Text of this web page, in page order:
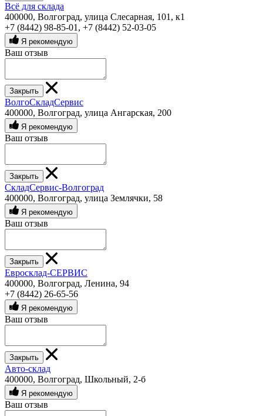
Всё для склада
400000, Волгоград, улица Слесарная, 101, к1
+7 (8442) 98-85-01 , +7 (8442) 52-03-05
Я рекомендую
Ваш отзыв
Закрыть
ВолгоСкладСервис
400000, Волгоград, улица Ангарская, 200
Я рекомендую
Ваш отзыв
Закрыть
СкладСервис-Волгоград
400000, Волгоград, улица Землячки, 58
Я рекомендую
Ваш отзыв
Закрыть
Евросклад-СЕРВИС
400000, Волгоград, Ленина, 94
+7 (8442) 26-65-56
Я рекомендую
Ваш отзыв
Закрыть
Авто-склад
400000, Волгоград, Школьный, 2-б
Я рекомендую
Ваш отзыв